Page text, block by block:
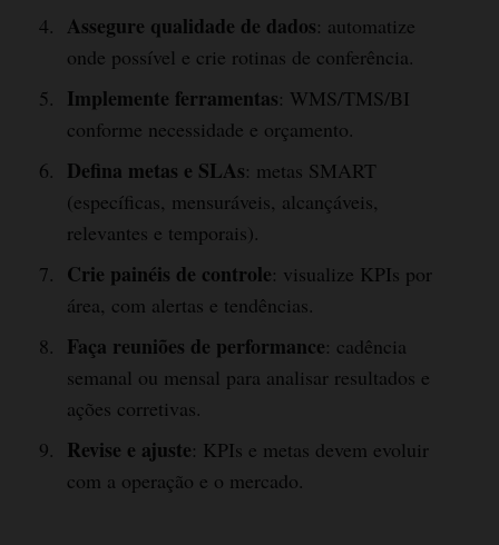
Assegure qualidade de dados: automatize
onde possível e crie rotinas de conferência.
Implemente ferramentas: WMS/TMS/BI
conforme necessidade e orçamento.
Defina metas e SLAs: metas SMART
(específicas, mensuráveis, alcançáveis,
relevantes e temporais).
Crie painéis de controle: visualize KPIs por
área, com alertas e tendências.
Faça reuniões de performance: cadência
semanal ou mensal para analisar resultados e
ações corretivas.
Revise e ajuste: KPIs e metas devem evoluir
com a operação e o mercado.